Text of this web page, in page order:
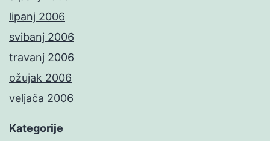
lipanj 2006
svibanj 2006
travanj 2006
ožujak 2006
veljača 2006
Kategorije